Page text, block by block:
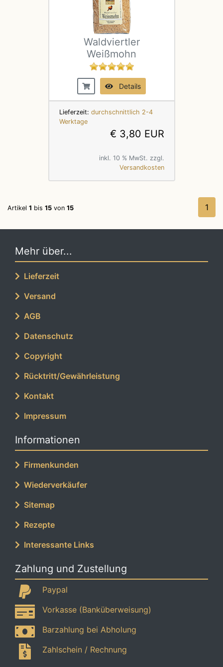
Waldviertler
Weißmohn
Details
Lieferzeit: durchschnittlich 2-4
Werktage
€ 3,80 EUR
inkl. 10 % MwSt. zzgl.
Versandkosten
Artikel 1 bis 15 von 15 1
Mehr über...
Lieferzeit
Versand
AGB
Datenschutz
Copyright
Rücktritt/Gewährleistung
Kontakt
Impressum
Informationen
Firmenkunden
Wiederverkäufer
Sitemap
Rezepte
Interessante Links
Zahlung und Zustellung
Paypal
Vorkasse (Banküberweisung)
Barzahlung bei Abholung
Zahlschein / Rechnung